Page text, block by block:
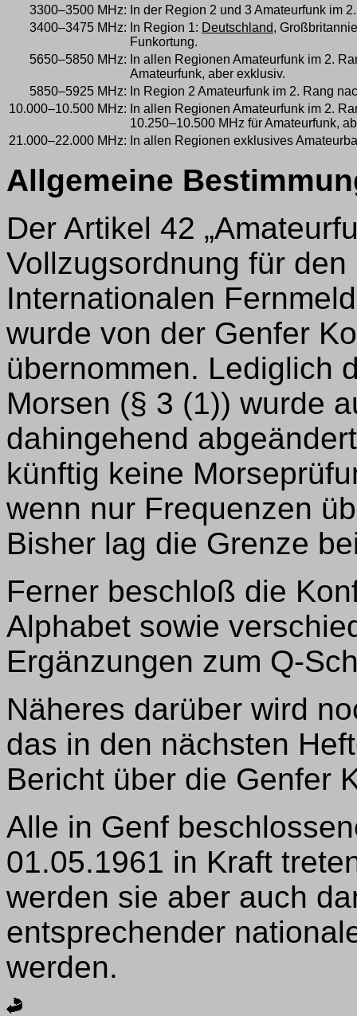
3300–3500 MHz: In der Region 2 und 3 Amateurfunk im
3400–3475 MHz: In Region 1: Deutschland,
Funkortung.
5650–5850 MHz: In allen Regionen Amateurfunk im 2.
Amateurfunk, aber exklusiv.
5850–5925 MHz: In Region 2 Amateurfunk im 2. Rang
10.000–10.500 MHz: In allen Regionen Amateurfunk im 2.
10.250–10.500 MHz für Amateurfunk,
21.000–22.000 MHz: In allen Regionen exklusives
Allgemeine
Der Artikel 42
Vollzugsordnung für
Internationalen
wurde von der Genfer
übernommen. Lediglich
Morsen (§ 3 (1)) wurde
dahingehend
künftig keine
wenn nur Frequenzen
Bisher lag die Grenze
Ferner beschloß die
Alphabet sowie
Ergänzungen zum Q-
Näheres darüber wird
das in den nächsten
Bericht über die Genfer
Alle in Genf
01.05.1961 in Kraft
werden sie aber auch
entsprechender
werden.